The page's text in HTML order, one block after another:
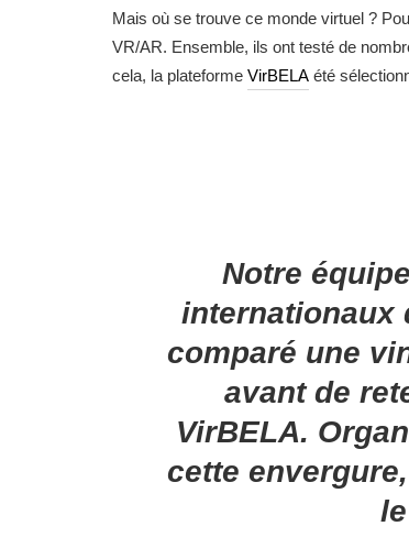
Mais où se trouve ce monde virtuel ?
VR/AR. Ensemble, ils ont testé de
cela, la plateforme VirBELA été
Notre
internationaux
comparé une
avant de
VirBELA.
cette